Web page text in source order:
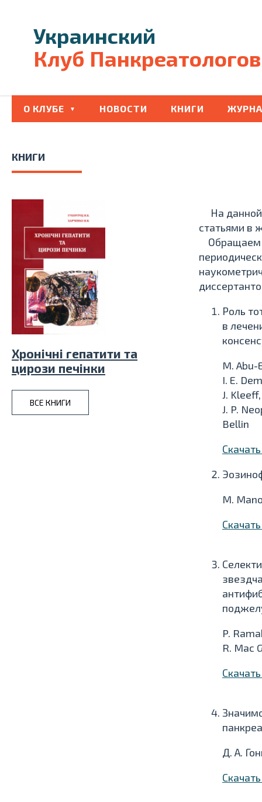
Украинский
Клуб Панкреатологов
О КЛУБЕ НОВОСТИ КНИГИ
КНИГИ
Хронiчнi гепатити та
цирози печiнки
ВСЕ КНИГИ
На данной
статьями в
Обращаем
Роль
в
M. Abu-
I. E.
J.
J. P.
Bellin
M.
P.
R. Mac
Д. А.